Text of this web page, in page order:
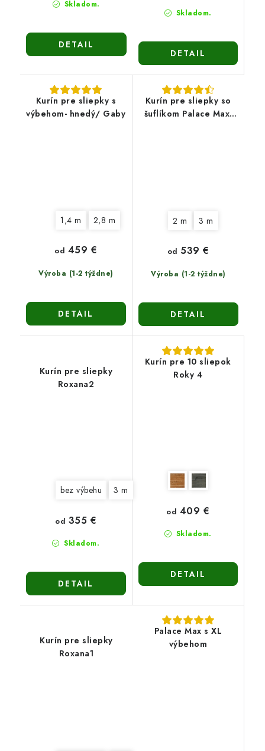
Skladom.
DETAIL
Skladom.
DETAIL
Kurín pre sliepky s
výbehom- hnedý/ Gaby
1,4 m 2,8 m
Výroba (1-2 týždne)
od 459 €
DETAIL
Kurín pre sliepky so
šuflíkom Palace Max-
2 m 3 m
Výroba (1-2 týždne)
od 539 €
DETAIL
Kurín pre sliepky
Roxana2
bez výbehu 3 m
Skladom.
od 355 €
DETAIL
Kurín pre 10 sliepok
Roky 4
Skladom.
od 409 €
DETAIL
Kurín pre sliepky
Roxana1
Palace Max s XL
výbehom